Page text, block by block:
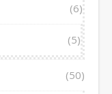
(6)
(5)
(50)